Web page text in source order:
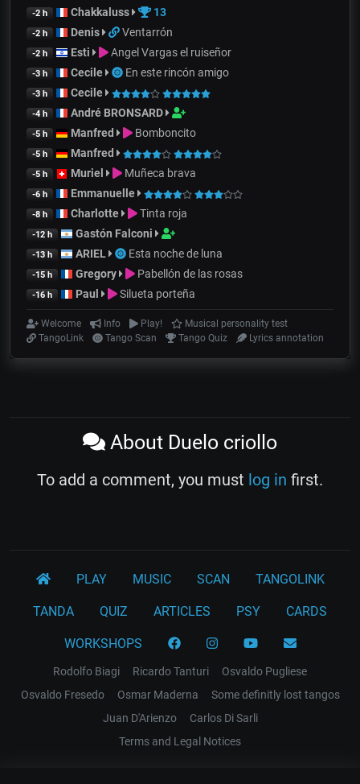
-2 h Chakkaluss 13
-2 h Denis Ventarrón
-2 h Esti Angel Vargas el ruiseñor
-3 h Cecile En este rincón amigo
-3 h Cecile
-4 h André BRONSARD
-5 h Manfred Bomboncito
-5 h Manfred
-5 h Muriel Muñeca brava
-6 h Emmanuelle
-8 h Charlotte Tinta roja
-12 h Gastón Falconi
-13 h ARIEL Esta noche de luna
-15 h Gregory Pabellón de las rosas
-16 h Paul Silueta porteña
Welcome Info Play!
Musical personality test
TangoLink
Tango Scan Tango Quiz Lyrics annotation
About Duelo criollo
To add a comment, you must log in first.
PLAY MUSIC SCAN TANGOLINK
TANDA QUIZ ARTICLES PSY CARDS
WORKSHOPS
Rodolfo Biagi Ricardo Tanturi
Osvaldo Pugliese
Osvaldo Fresedo
Osmar Maderna
Some definitly lost tangos
Juan D'Arienzo
Carlos Di Sarli
Terms and Legal Notices